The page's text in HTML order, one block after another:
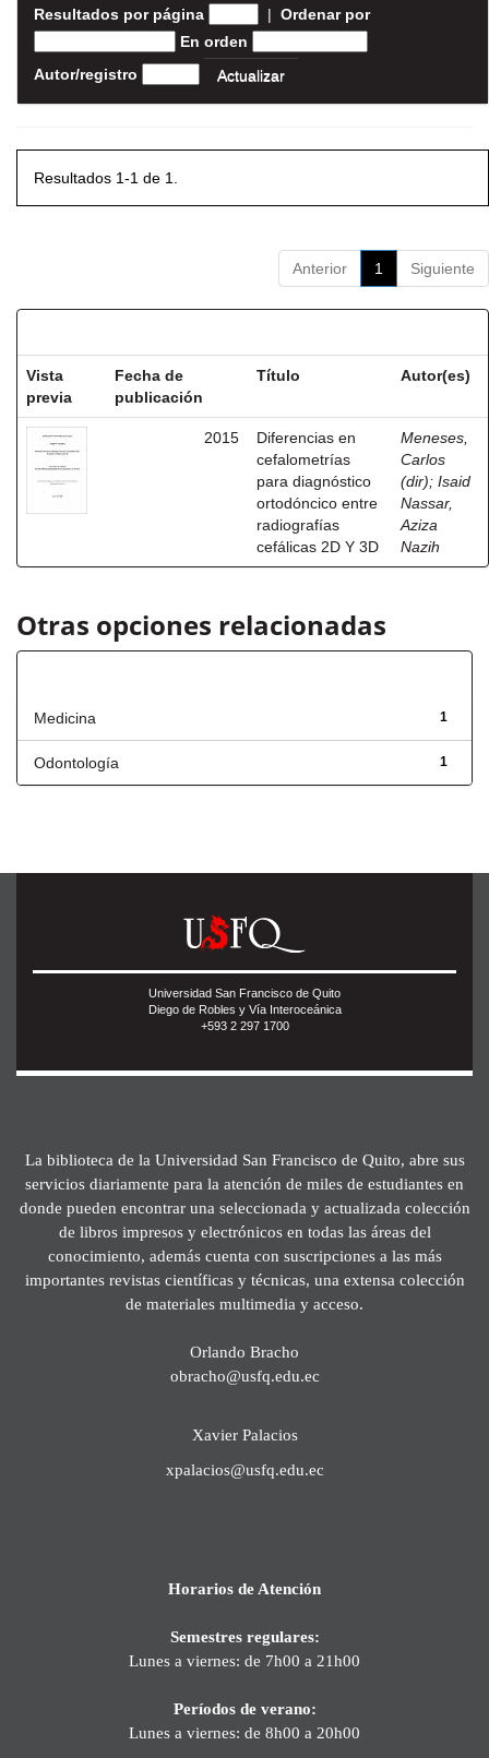
Resultados por página | Ordenar por
En orden
Autor/registro
Resultados 1-1 de 1.
Anterior 1 Siguiente
Vista
previa
Fecha de
publicación
Título Autor(es)
2015
Diferencias en
cefalometrías
para diagnóstico
ortodóncico entre
radiografías
cefálicas 2D Y 3D
Meneses,
Carlos
(dir); Isaid
Nassar,
Aziza
Nazih
Otras opciones relacionadas
1
Medicina
1
Odontología
Universidad San Francisco de Quito
Diego de Robles y Vía Interoceánica
+593 2 297 1700
La biblioteca de la Universidad San Francisco de Quito, abre sus
servicios diariamente para la atención de miles de estudiantes en
donde pueden encontrar una seleccionada y actualizada colección
de libros impresos y electrónicos en todas las áreas del
conocimiento, además cuenta con suscripciones a las más
importantes revistas científicas y técnicas, una extensa colección
de materiales multimedia y acceso.
Orlando Bracho
obracho@usfq.edu.ec
Xavier Palacios
xpalacios@usfq.edu.ec
Horarios de Atención
Semestres regulares:
Lunes a viernes: de 7h00 a 21h00
Períodos de verano:
Lunes a viernes: de 8h00 a 20h00